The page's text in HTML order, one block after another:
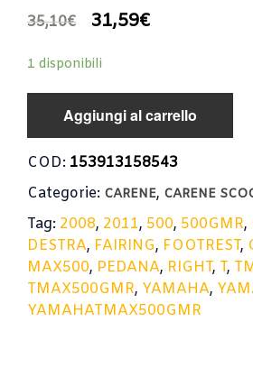
35,10€ 31,59€
1 disponibili
Aggiungi al carrello
COD: 153913158543
Categorie: CARENE, CARENE
Tag: 2008, 2011, 500, 500GMR,
DESTRA, FAIRING, FOOTREST,
MAX500, PEDANA, RIGHT, T,
TMAX500GMR, YAMAHA,
YAMAHATMAX500GMR